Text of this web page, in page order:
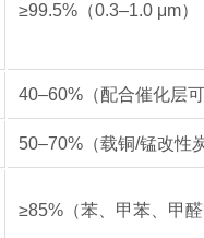
≥99.5%（0.3–1.0 μm）
40–60%（配合催化层可
50–70%（载铜/锰改性
≥85%（苯、甲苯、甲醛